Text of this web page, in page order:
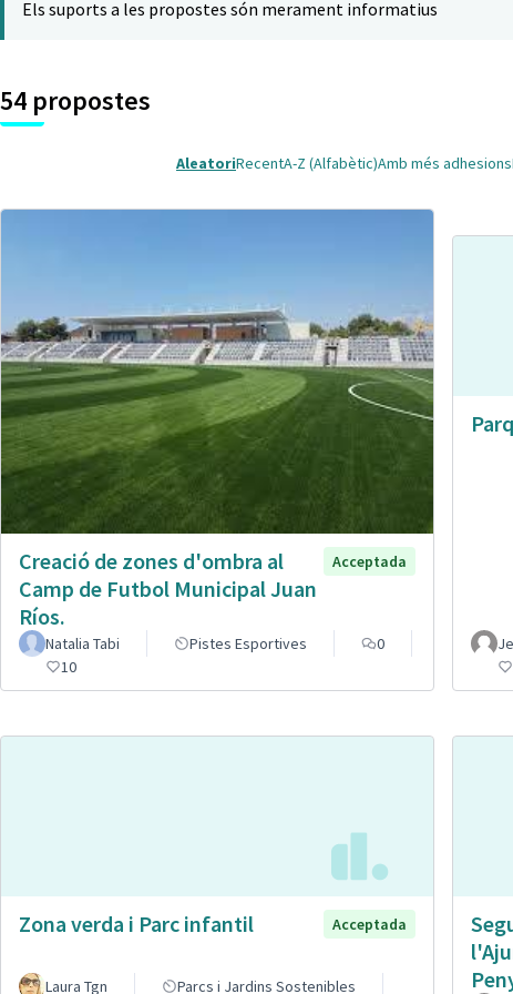
Els suports a les propostes són merament informatius
54 propostes
AleatoriRecentA-Z (Alfabètic)Amb més adhesions
Creació de zones d'ombra al
Camp de Futbol Municipal Juan
Ríos.
Acceptada
Natalia Tabi Pistes Esportives
0
10
Zona verda i Parc infantil Acceptada
Laura Tgn Parcs i Jardins Sostenibles